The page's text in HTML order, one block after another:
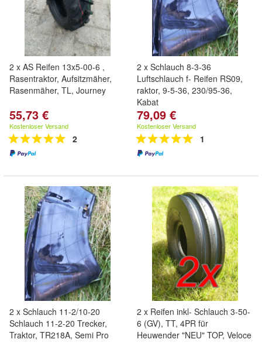
2 x AS Reifen 13x5-00-6 ,
Rasentraktor, Aufsitzmäher,
Rasenmäher, TL, Journey
55,73 €
Kostenloser Versand
2
2 x Schlauch 8-3-36
Luftschlauch f- Reifen RS09,
raktor, 9-5-36, 230/95-36,
Kabat
79,09 €
Kostenloser Versand
1
2 x Schlauch 11-2/10-20
Schlauch 11-2-20 Trecker,
Traktor, TR218A, Semi Pro
2 x Reifen inkl- Schlauch 3-50-
6 (GV), TT, 4PR für
Heuwender "NEU" TOP, Veloce